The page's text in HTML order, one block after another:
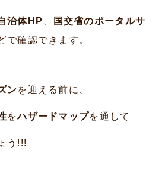
治体HP
国交省のポータルサ
で確認できます。
ンを迎える前に、
をハザードマップを通して
う!!!